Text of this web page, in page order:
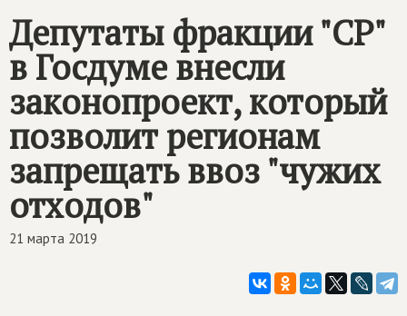
Контакты
Депутаты фракции "СР"
в Госдуме внесли
законопроект, который
позволит регионам
запрещать ввоз "чужих
отходов"
21 марта 2019